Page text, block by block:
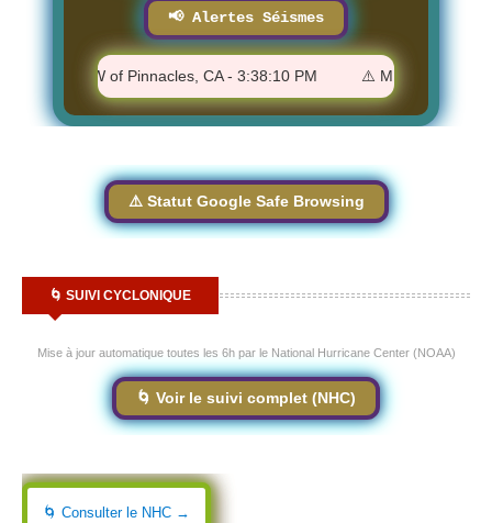
📢 Alertes Séismes
NNW of Pinnacles, CA - 3:38:10 PM ⚠️ M 1.82 - 4 km SSW of
⚠️ Statut Google Safe Browsing
🌀 SUIVI CYCLONIQUE
Mise à jour automatique toutes les 6h par le National Hurricane Center (NOAA)
🌀 Voir le suivi complet (NHC)
🌀 Consulter le NHC →